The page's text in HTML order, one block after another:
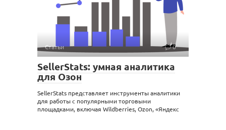
Статьи 0
SellerStats: умная аналитика
для Озон
SellerStats представляет инструменты аналитики
для работы с популярными торговыми
площадками, включая Wildberries, Ozon, «Яндекс